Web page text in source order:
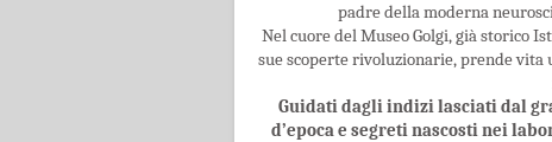
padre della moderna
Nel cuore del Museo Golgi, già storico
sue scoperte rivoluzionarie, prende vita
Guidati dagli indizi lasciati dal
d’epoca e segreti nascosti nei